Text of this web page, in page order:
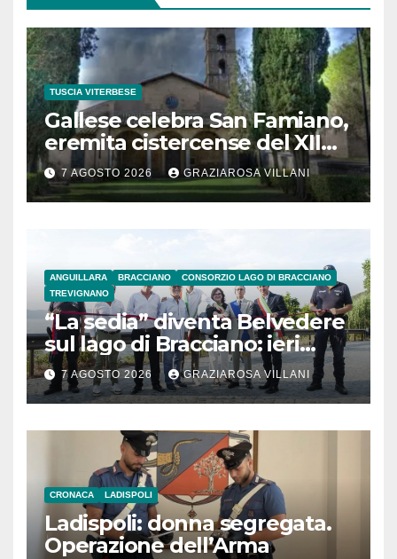
TUSCIA VITERBESE
Gallese celebra San Famiano,
eremita cistercense del XII
secolo
7 AGOSTO 2026 GRAZIAROSA VILLANI
ANGUILLARA BRACCIANO
CONSORZIO LAGO DI BRACCIANO
TREVIGNANO
“La sedia” diventa Belvedere
sul lago di Bracciano: ieri
l’inaugurazione
7 AGOSTO 2026 GRAZIAROSA VILLANI
CRONACA LADISPOLI
Ladispoli: donna segregata.
Operazione dell’Arma